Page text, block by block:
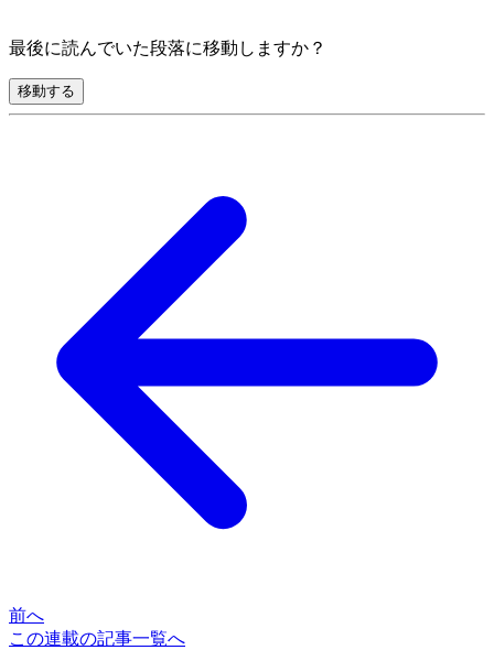
最後に読んでいた段落に移動しますか？
移動する
前へ
この連載の記事一覧へ